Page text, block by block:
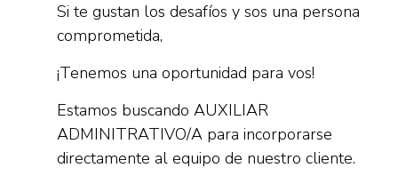
Si te gustan los desafíos y sos una persona
comprometida,
¡Tenemos una oportunidad para vos!
Estamos buscando AUXILIAR
ADMINITRATIVO/A para incorporarse
directamente al equipo de nuestro cliente.